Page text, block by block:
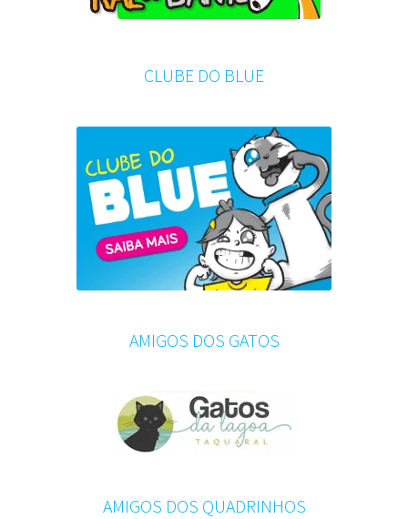
CLUBE DO BLUE
AMIGOS DOS GATOS
AMIGOS DOS QUADRINHOS